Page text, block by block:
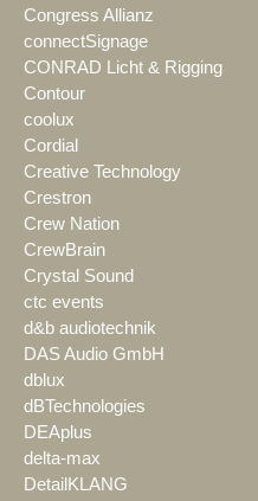
Congress Allianz
connectSignage
CONRAD Licht & Rigging
Contour
coolux
Cordial
Creative Technology
Crestron
Crew Nation
CrewBrain
Crystal Sound
ctc events
d&b audiotechnik
DAS Audio GmbH
dblux
dBTechnologies
DEAplus
delta-max
DetailKLANG